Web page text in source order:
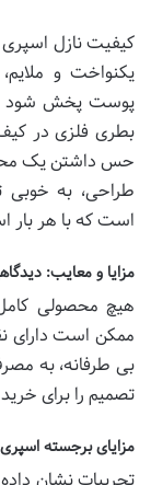
کیفیت نازل
یکنواخت و
پوست پخش شود و
بطری فلزی در کیف
حس داشتن یک
طراحی، به خوبی
است که با هر بار
مزایا و معایب:
هیچ محصولی
ممکن است دارای
بی طرفانه، به
تصمیم را برای
مزایای برجسته اسپری